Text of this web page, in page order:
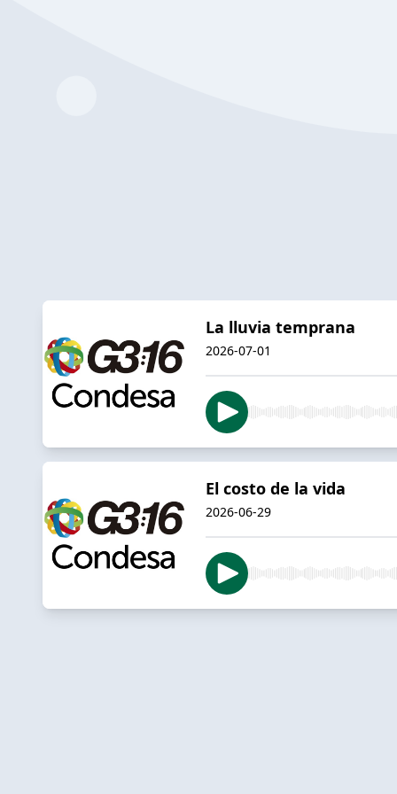
La lluvia temprana
2026-07-01
El costo de la vida
2026-06-29